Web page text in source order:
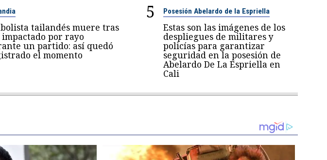
tailandés muere tras
impactado por rayo
un partido: así quedó
el momento
5 Posesión Abelardo de la Espriella
Estas son las imágenes de los
despliegues de militares y
policías para garantizar
seguridad en la posesión de
Abelardo De La Espriella en
Cali